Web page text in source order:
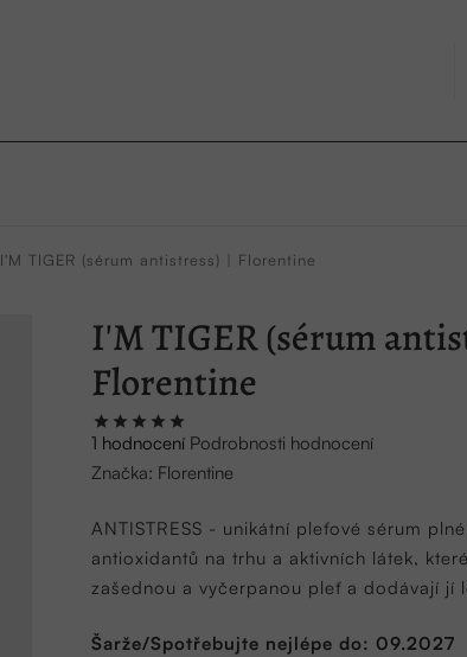
I'M TIGER (sérum antistress) | Florentine
I'M TIGER (sérum
Florentine
Průměrné
hodnocení
produktu
hvězdiček.
1 hodnocení Podrobnosti hodnocení
Značka: Florentine
ANTISTRESS - unikátní pleťové sérum
antioxidantů na trhu a aktivních látek,
zašednou a vyčerpanou pleť a dodávají jí
Šarže/Spotřebujte nejlépe do: 09.2027